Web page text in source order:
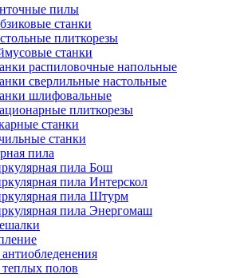
пилы
станки
плиткорезы
станки
распиловочные напольные
сверлильные настольные
шлифовальные
плиткорезы
станки
станки
пила
пила Бош
пила Интерскол
пила Штурм
пила Энергомаш
полов